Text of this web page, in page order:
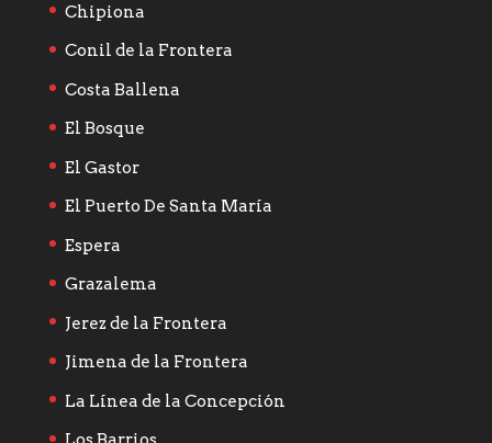
Chipiona
Conil de la Frontera
Costa Ballena
El Bosque
El Gastor
El Puerto De Santa María
Espera
Grazalema
Jerez de la Frontera
Jimena de la Frontera
La Línea de la Concepción